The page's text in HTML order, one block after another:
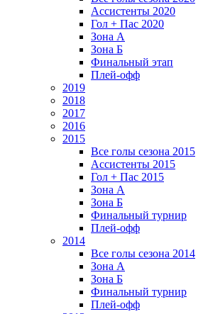
Ассистенты 2020
Гол + Пас 2020
Зона А
Зона Б
Финальный этап
Плей-офф
2019
2018
2017
2016
2015
Все голы сезона 2015
Ассистенты 2015
Гол + Пас 2015
Зона А
Зона Б
Финальный турнир
Плей-офф
2014
Все голы сезона 2014
Зона А
Зона Б
Финальный турнир
Плей-офф